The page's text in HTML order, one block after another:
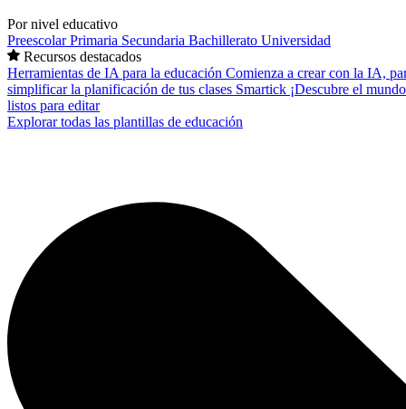
Por nivel educativo
PreescolarPrimaria Secundaria Bachillerato Universidad
Recursos destacados
Herramientas de IA para la educación Comienza a crear con la IA,
simplificar la planificación de tus clases Smartick ¡Descubre el
listos para editar
Explorar todas las plantillas de educación